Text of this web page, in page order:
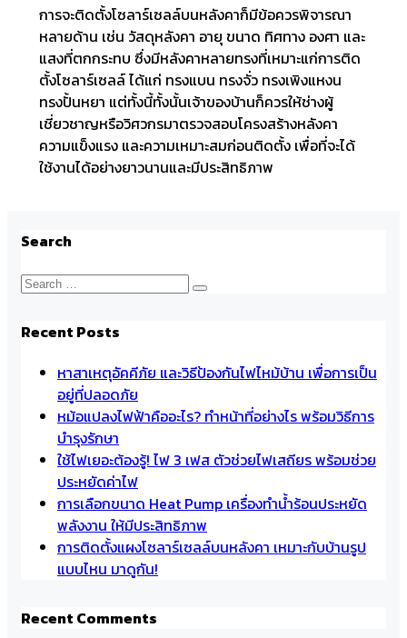
การจะติดตั้งโซลาร์เซลล์บนหลังคาก็มีข้อควรพิจารณา
หลายด้าน เช่น วัสดุหลังคา อายุ ขนาด ทิศทาง องศา และ
แสงที่ตกกระทบ ซึ่งมีหลังคาหลายทรงที่เหมาะแก่การติด
ตั้งโซลาร์เซลล์ ได้แก่ ทรงแบน ทรงจั่ว ทรงเพิงแหงน
ทรงปั้นหยา แต่ทั้งนี้ทั้งนั้นเจ้าของบ้านก็ควรให้ช่างผู้
เชี่ยวชาญหรือวิศวกรมาตรวจสอบโครงสร้างหลังคา
ความแข็งแรง และความเหมาะสมก่อนติดตั้ง เพื่อที่จะได้
ใช้งานได้อย่างยาวนานและมีประสิทธิภาพ
Search
Recent Posts
หาสาเหตุอัคคีภัย และวิธีป้องกันไฟไหม้บ้าน เพื่อการเป็น
อยู่ที่ปลอดภัย
หม้อแปลงไฟฟ้าคืออะไร? ทำหน้าที่อย่างไร พร้อมวิธีการ
บำรุงรักษา
ใช้ไฟเยอะต้องรู้! ไฟ 3 เฟส ตัวช่วยไฟเสถียร พร้อมช่วย
ประหยัดค่าไฟ
การเลือกขนาด Heat Pump เครื่องทำน้ำร้อนประหยัด
พลังงาน ให้มีประสิทธิภาพ
การติดตั้งแผงโซลาร์เซลล์บนหลังคา เหมาะกับบ้านรูป
แบบไหน มาดูกัน!
Recent Comments